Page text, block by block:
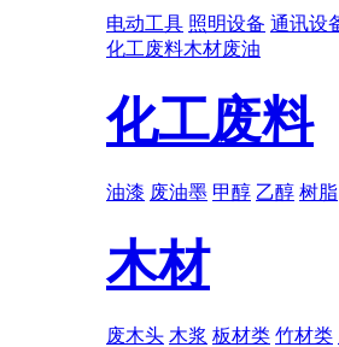
电动工具 照明设备 通讯设
化工废料木材废油
化工废料
油漆 废油墨 甲醇 乙醇 树脂
木材
废木头 木浆 板材类 竹材类